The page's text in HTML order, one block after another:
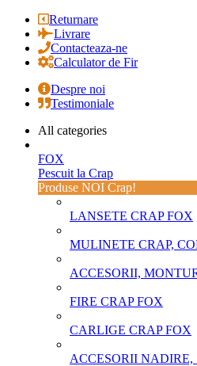
Returnare
Livrare
Contacteaza-ne
Calculator de Fir
Despre noi
Testimoniale
All categories
FOX
Pescuit la Crap
Produse NOI Crap!
LANSETE CRAP FOX
MULINETE CRAP,
ACCESORII,
FIRE CRAP FOX
CARLIGE CRAP FOX
ACCESORII NADIRE,